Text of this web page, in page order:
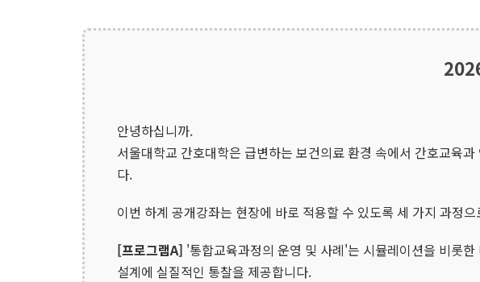
안녕하십니까.
서울대학교 간호대학은 급변하는 보건의료 환경 속에서 간호교육
다.
이번 하계 공개강좌는 현장에 바로 적용할 수 있도록 세 가지 과정
[프로그램A] '통합교육과정의 운영 및 사례'는 시뮬레이션을 비롯
설계에 실질적인 통찰을 제공합니다.